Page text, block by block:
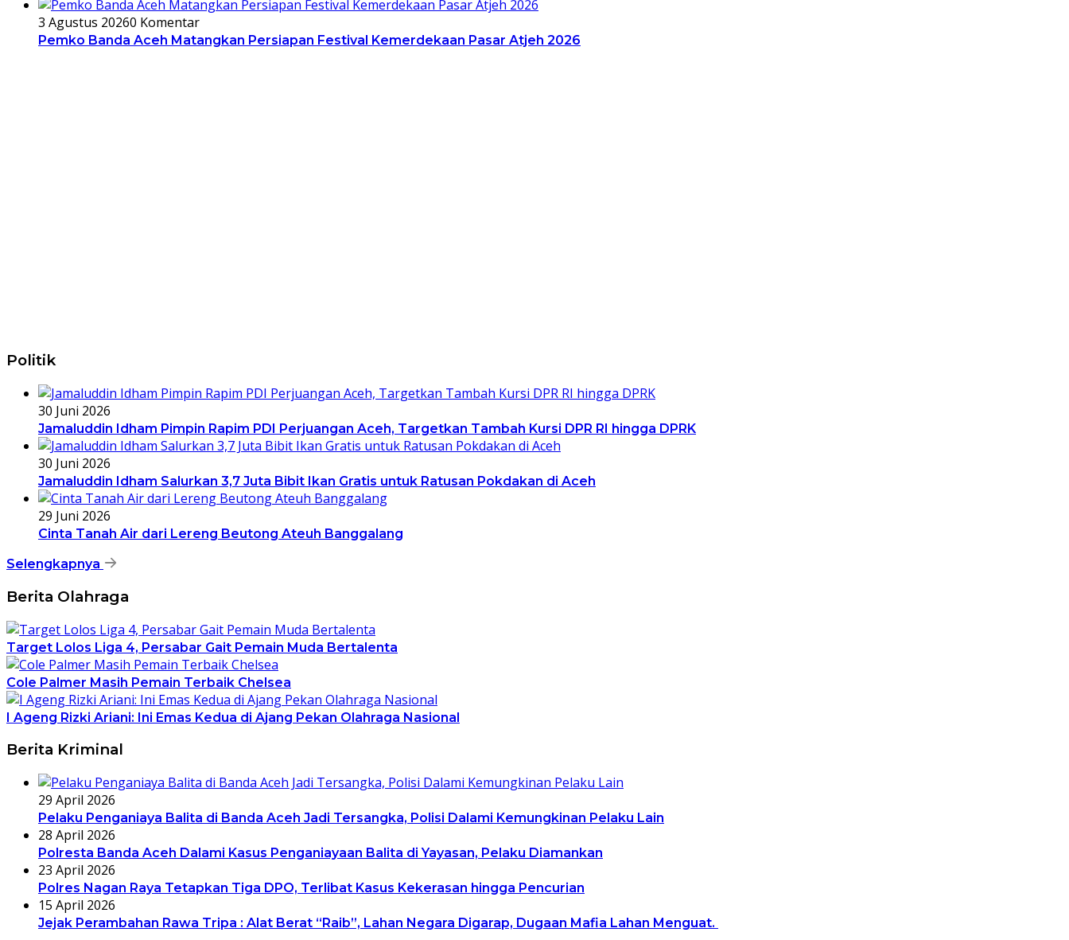
3 Agustus 20260 Komentar
Pemko Banda Aceh Matangkan Persiapan Festival Kemerdekaan Pasar Atjeh 2026
Politik
30 Juni 2026
Jamaluddin Idham Pimpin Rapim PDI Perjuangan Aceh, Targetkan Tambah Kursi DPR RI hingga DPRK
30 Juni 2026
Jamaluddin Idham Salurkan 3,7 Juta Bibit Ikan Gratis untuk Ratusan Pokdakan di Aceh
29 Juni 2026
Cinta Tanah Air dari Lereng Beutong Ateuh Banggalang
Selengkapnya
Berita Olahraga
Target Lolos Liga 4, Persabar Gait Pemain Muda Bertalenta
Cole Palmer Masih Pemain Terbaik Chelsea
I Ageng Rizki Ariani: Ini Emas Kedua di Ajang Pekan Olahraga Nasional
Berita Kriminal
29 April 2026
Pelaku Penganiaya Balita di Banda Aceh Jadi Tersangka, Polisi Dalami Kemungkinan Pelaku Lain
28 April 2026
Polresta Banda Aceh Dalami Kasus Penganiayaan Balita di Yayasan, Pelaku Diamankan
23 April 2026
Polres Nagan Raya Tetapkan Tiga DPO, Terlibat Kasus Kekerasan hingga Pencurian
15 April 2026
Jejak Perambahan Rawa Tripa : Alat Berat “Raib”, Lahan Negara Digarap, Dugaan Mafia Lahan Menguat.